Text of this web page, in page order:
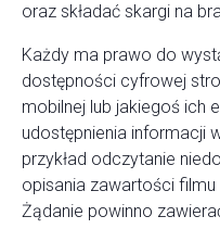
oraz składać skargi na
Każdy ma prawo do
dostępności cyfrowej
mobilnej lub jakiegoś ich
udostępnienia informacji
przykład odczytanie
opisania zawartości
Żądanie powinno